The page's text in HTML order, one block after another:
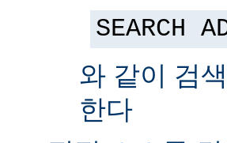
SEARCH
와 같이 검
한다